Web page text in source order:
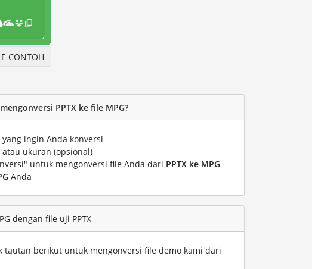
CONTOH
PPTX ke file MPG?
yang ingin Anda konversi
ukuran (opsional)
untuk mengonversi file Anda dari PPTX ke MPG
Anda
dengan file uji PPTX
tautan berikut untuk mengonversi file demo kami dari